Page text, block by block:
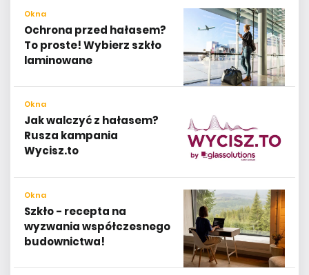
Okna
Ochrona przed hałasem?
To proste! Wybierz szkło
laminowane
Okna
Jak walczyć z hałasem?
Rusza kampania
Wycisz.to
Okna
Szkło - recepta na
wyzwania współczesnego
budownictwa!